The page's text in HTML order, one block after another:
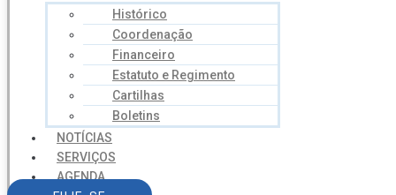
Histórico
Coordenação
Financeiro
Estatuto e Regimento
Cartilhas
Boletins
NOTÍCIAS
SERVIÇOS
AGENDA